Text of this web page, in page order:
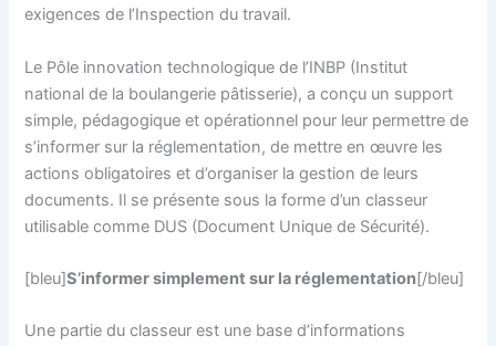
exigences de l’Inspection du travail.
Le Pôle innovation technologique de l’INBP (Institut
national de la boulangerie pâtisserie), a conçu un support
simple, pédagogique et opérationnel pour leur permettre de
s’informer sur la réglementation, de mettre en œuvre les
actions obligatoires et d’organiser la gestion de leurs
documents. Il se présente sous la forme d’un classeur
utilisable comme DUS (Document Unique de Sécurité).
[bleu]S’informer simplement sur la réglementation[/bleu]
Une partie du classeur est une base d’informations